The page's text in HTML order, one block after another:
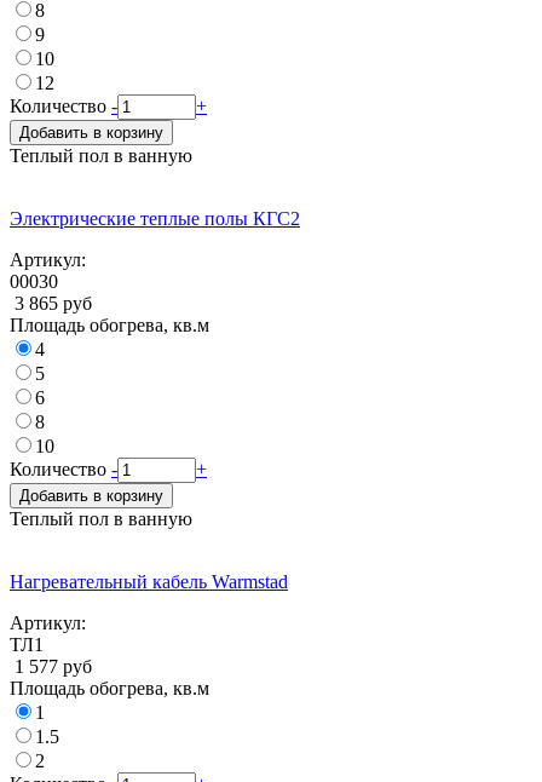
8
9
10
12
Количество - +
Добавить в корзину
Теплый пол в ванную
Электрические теплые полы КГС2
Артикул:
00030
3 865 руб
Площадь обогрева, кв.м
4
5
6
8
10
Количество - +
Добавить в корзину
Теплый пол в ванную
Нагревательный кабель Warmstad
Артикул:
ТЛ1
1 577 руб
Площадь обогрева, кв.м
1
1.5
2